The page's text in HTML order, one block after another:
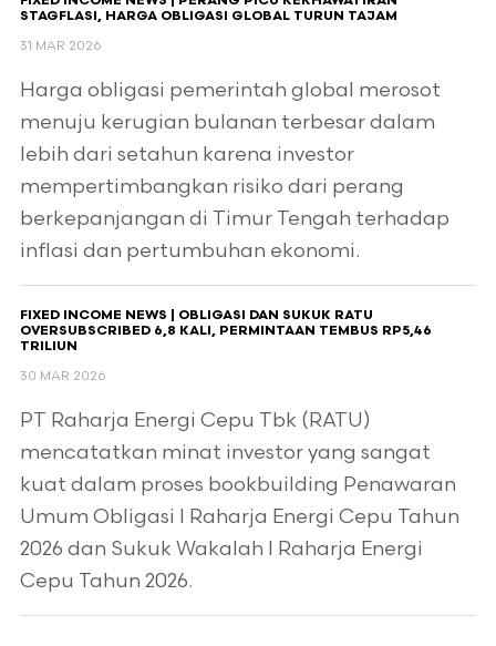
STAGFLASI, HARGA OBLIGASI GLOBAL TURUN TAJAM
31 MAR 2026
Harga obligasi pemerintah global merosot
menuju kerugian bulanan terbesar dalam
lebih dari setahun karena investor
mempertimbangkan risiko dari perang
berkepanjangan di Timur Tengah terhadap
inflasi dan pertumbuhan ekonomi.
FIXED INCOME NEWS | OBLIGASI DAN SUKUK RATU
OVERSUBSCRIBED 6,8 KALI, PERMINTAAN TEMBUS RP5,46
TRILIUN
30 MAR 2026
PT Raharja Energi Cepu Tbk (RATU)
mencatatkan minat investor yang sangat
kuat dalam proses bookbuilding Penawaran
Umum Obligasi I Raharja Energi Cepu Tahun
2026 dan Sukuk Wakalah I Raharja Energi
Cepu Tahun 2026.